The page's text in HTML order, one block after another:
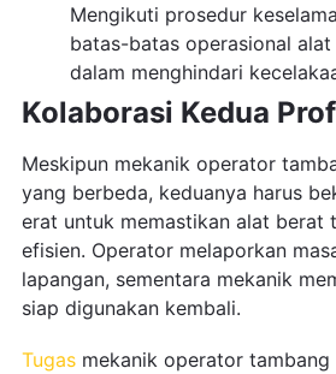
Mengikuti prosedur
batas-batas operasional
dalam menghindari
Kolaborasi Kedua
Meskipun mekanik operator
yang berbeda, keduanya harus
erat untuk memastikan alat berat
efisien. Operator melaporkan
lapangan, sementara mekanik
siap digunakan kembali.
Tugasmekanik operator tambang